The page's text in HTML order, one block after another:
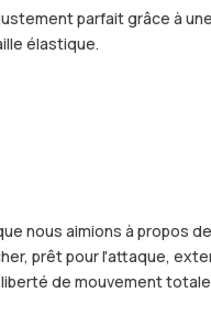
parfait grâce à
élastique.
nous aimions à propos
prêt pour l'attaque,
de mouvement